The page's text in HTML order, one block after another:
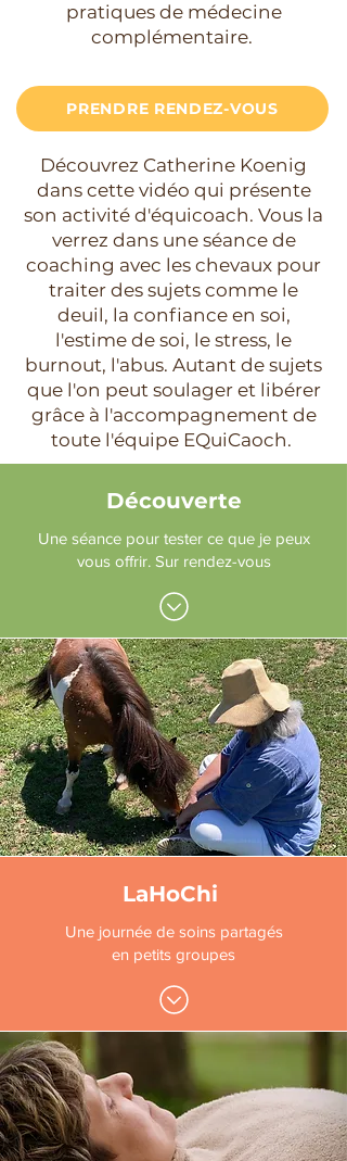
pratiques de médecine
complémentaire.
PRENDRE RENDEZ-VOUS
Découvrez Catherine Koenig
dans cette vidéo qui présente
son activité d'équicoach. Vous la
verrez dans une séance de
coaching avec les chevaux pour
traiter des sujets comme le
deuil, la confiance en soi,
l'estime de soi, le stress, le
burnout, l'abus. Autant de sujets
que l'on peut soulager et libérer
grâce à l'accompagnement de
toute l'équipe EQuiCaoch.
Découverte
Une séance pour tester ce que je peux
vous offrir. Sur rendez-vous
LaHoChi
Une journée de soins partagés
en petits groupes